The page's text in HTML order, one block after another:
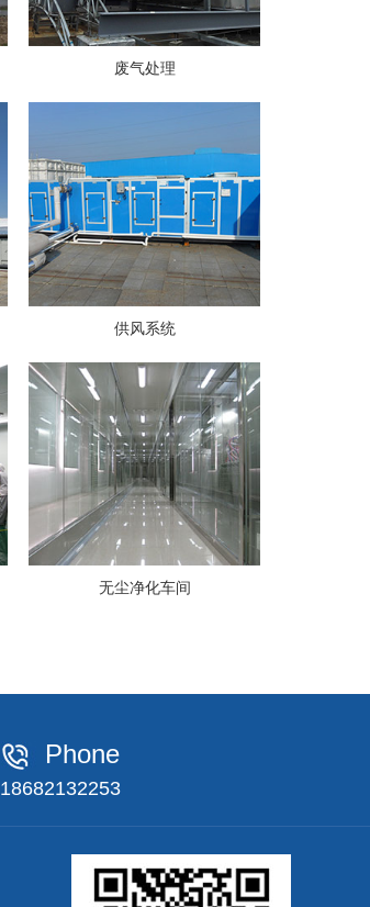
废气处理
供风系统
无尘净化车间
Phone
18682132253